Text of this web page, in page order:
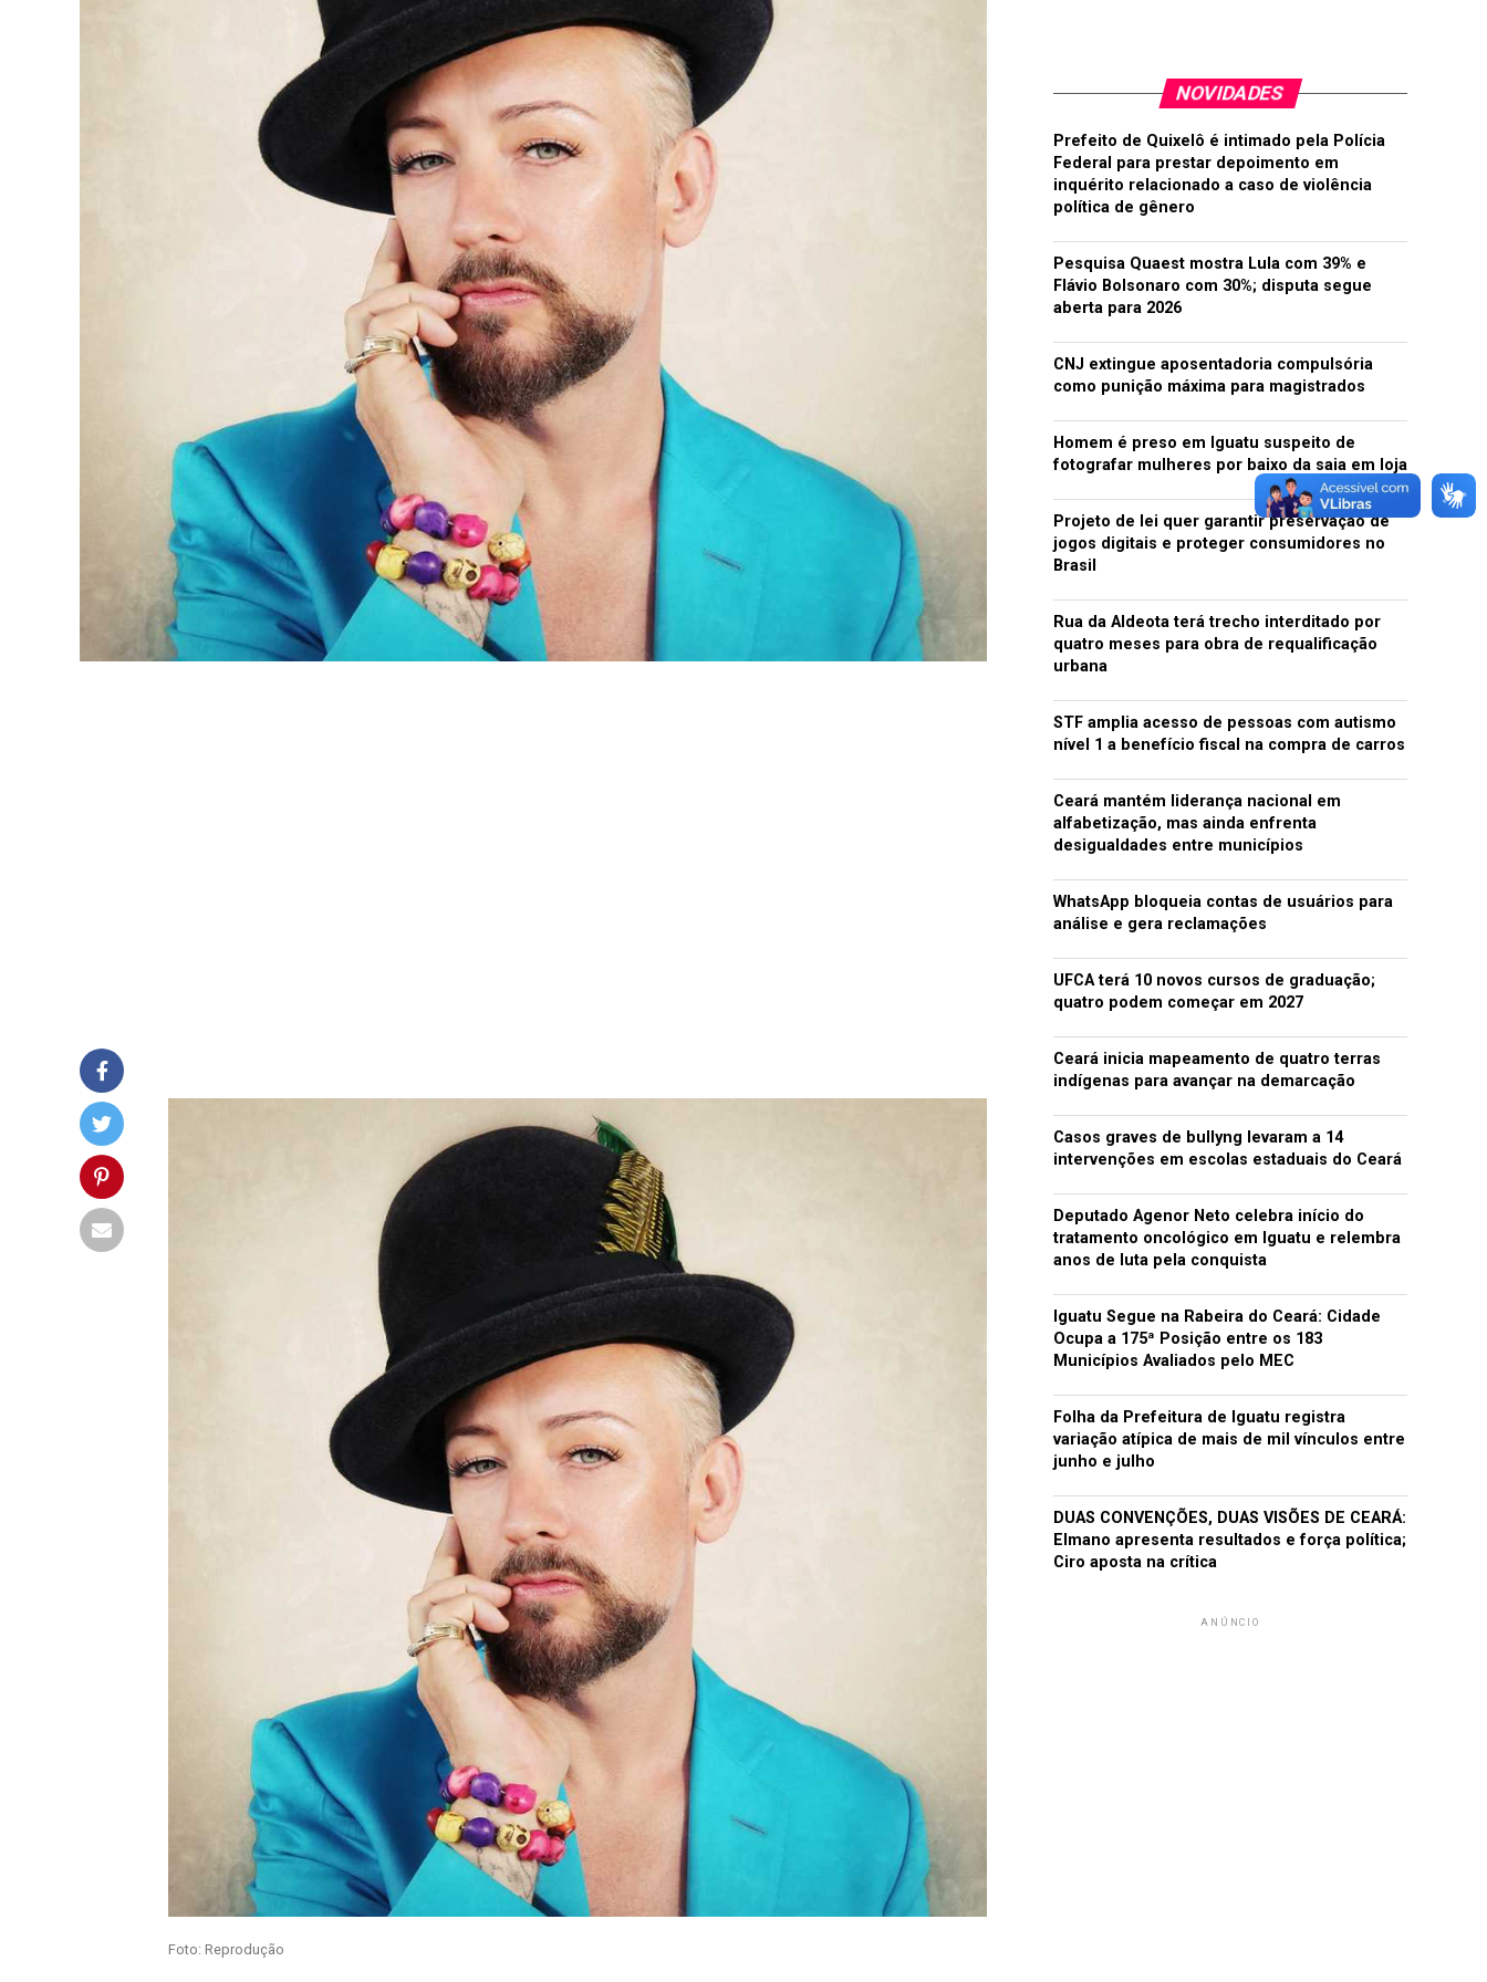
Foto: Reprodução
NOVIDADES
Prefeito de Quixelô é intimado pela Polícia
Federal para prestar depoimento em
inquérito relacionado a caso de violência
política de gênero
Pesquisa Quaest mostra Lula com 39% e
Flávio Bolsonaro com 30%; disputa segue
aberta para 2026
CNJ extingue aposentadoria compulsória
como punição máxima para magistrados
Homem é preso em Iguatu suspeito de
fotografar mulheres por baixo da saia em loja
Projeto de lei quer garantir preservação de
jogos digitais e proteger consumidores no
Brasil
Rua da Aldeota terá trecho interditado por
quatro meses para obra de requalificação
urbana
STF amplia acesso de pessoas com autismo
nível 1 a benefício fiscal na compra de carros
Ceará mantém liderança nacional em
alfabetização, mas ainda enfrenta
desigualdades entre municípios
WhatsApp bloqueia contas de usuários para
análise e gera reclamações
UFCA terá 10 novos cursos de graduação;
quatro podem começar em 2027
Ceará inicia mapeamento de quatro terras
indígenas para avançar na demarcação
Casos graves de bullyng levaram a 14
intervenções em escolas estaduais do Ceará
Deputado Agenor Neto celebra início do
tratamento oncológico em Iguatu e relembra
anos de luta pela conquista
Iguatu Segue na Rabeira do Ceará: Cidade
Ocupa a 175ª Posição entre os 183
Municípios Avaliados pelo MEC
Folha da Prefeitura de Iguatu registra
variação atípica de mais de mil vínculos entre
junho e julho
DUAS CONVENÇÕES, DUAS VISÕES DE CEARÁ:
Elmano apresenta resultados e força política;
Ciro aposta na crítica
ANÚNCIO